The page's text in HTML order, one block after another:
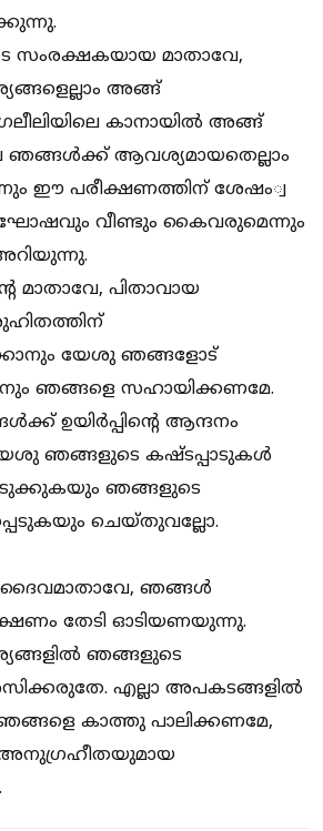
മാതാവേ,
അങ്ങ്
കാനായില്‍ അങ്ങ്
ആവശ്യമായതെല്ലാം
ഈ പരീക്ഷണത്തിന് ശേഷം്വ
വീണ്ടും കൈവരുമെന്നും
മാതാവേ, പിതാവായ
യേശു ഞങ്ങളോട്
ഞങ്ങളെ സഹായിക്കണമേ.
ഉയിര്‍പ്പിന്റെ ആന്ദനം
ഞങ്ങളുടെ കഷ്ടപ്പാടുകള്‍
ഞങ്ങളുടെ
ചെയ്തുവല്ലോ.
ഞങ്ങള്‍
തേടി ഓടിയണയുന്നു.
ഞങ്ങളുടെ
എല്ലാ അപകടങ്ങളില്‍
കാത്തു പാലിക്കണമേ,